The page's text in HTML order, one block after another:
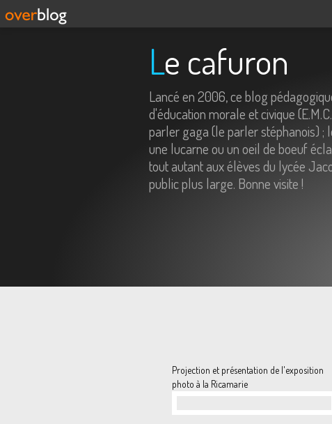
Le cafuron
Lancé en 2006, ce blog
d'éducation morale et civique
parler gaga (le parler stéphanois) ;
une lucarne ou un oeil de boeuf
tout autant aux élèves du lycée
public plus large. Bonne visite !
Projection et présentation de l'exposition
photo à la Ricamarie